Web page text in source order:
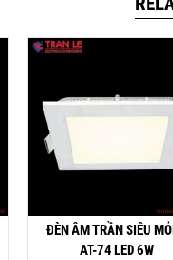
ĐÈN ÂM TRẦN SIÊU
AT-74 LED 6W